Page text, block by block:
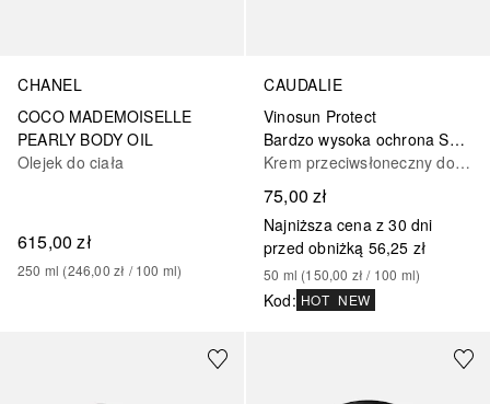
CHANEL
COCO MADEMOISELLE
PEARLY BODY OIL
Olejek do ciała
615,00 zł
250 ml (246,00 zł / 100 ml)
CAUDALIE
Vinosun Protect
Bardzo wysoka ochrona SPF 50+
Krem przeciwsłoneczny do ciała
75,00 zł
Najniższa cena z 30 dni
przed obniżką 56,25 zł
50 ml (150,00 zł / 100 ml)
Kod: HOT NEW